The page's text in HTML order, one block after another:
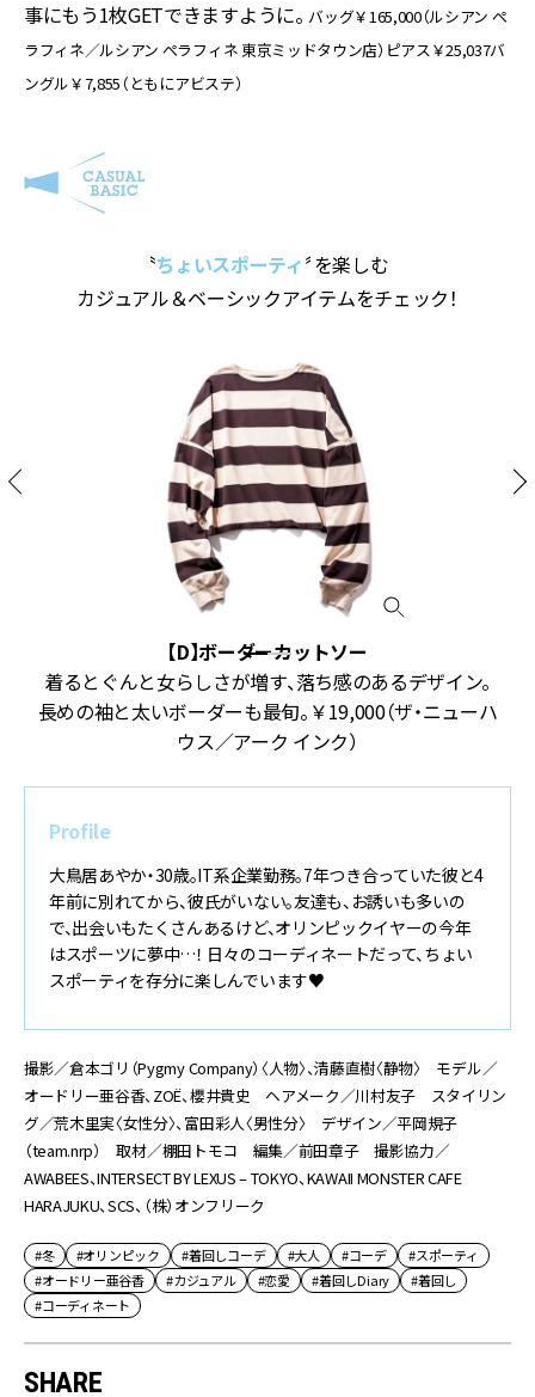
事にもう1枚GETできますように。 バッグ￥165,000（ルシアン ぺ
ラフィネ／ルシアン ぺラフィネ 東京ミッドタウン店）ピアス￥25,037バ
ングル￥7,855（ともにアビステ）
〝ちょいスポーティ〞を楽しむ
カジュアル＆ベーシックアイテムをチェック！
【D】ボーダーカットソー
着るとぐんと女らしさが増す、落ち感のあるデザイン。
長めの袖と太いボーダーも最旬。￥19,000（ザ・ニューハ
ウス／アーク インク）
Profile
大鳥居あやか・30歳。IT系企業勤務。7年つき合っていた彼と4
年前に別れてから、彼氏がいない。友達も、お誘いも多いの
で、出会いもたくさんあるけど、オリンピックイヤーの今年
はスポーツに夢中…！ 日々のコーディネートだって、ちょい
スポーティを存分に楽しんでいます♥
撮影／倉本ゴリ（Pygmy Company）〈人物〉、清藤直樹〈静物〉 モデル／
オードリー亜谷香、ZOË、櫻井貴史 ヘアメーク／川村友子 スタイリン
グ／荒木里実〈女性分〉、富田彩人〈男性分〉 デザイン／平岡規子
（team.nrp） 取材／棚田トモコ 編集／前田章子 撮影協力／
AWABEES、INTERSECT BY LEXUS – TOKYO、KAWAII MONSTER CAFE
HARAJUKU、SCS、（株）オンフリーク
#冬 #オリンピック #着回しコーデ #大人 #コーデ
#スポーティ
#オードリー亜谷香
#カジュアル #恋愛 #着回しDiary
#着回し
#コーディネート
SHARE